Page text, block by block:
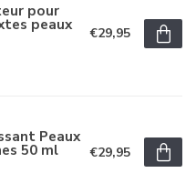
pour
peaux €29,95
Peaux
50 ml €29,95